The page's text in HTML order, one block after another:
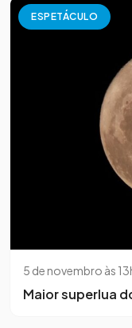
ESPETÁCULO
5 de novembro às
Maior superlua